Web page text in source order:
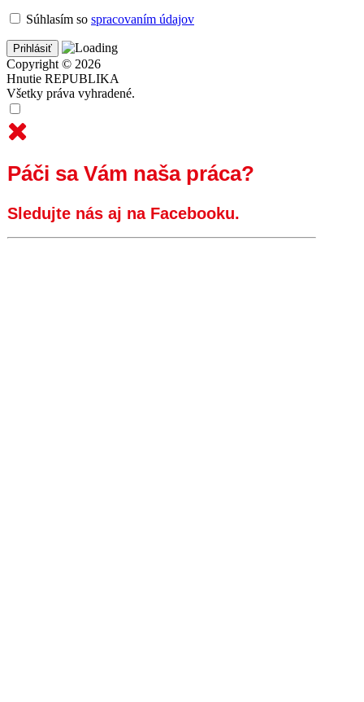
Súhlasím so spracovaním údajov
Copyright © 2026
Hnutie REPUBLIKA
Všetky práva vyhradené.
Páči sa Vám naša práca?
Sledujte nás aj na Facebooku.